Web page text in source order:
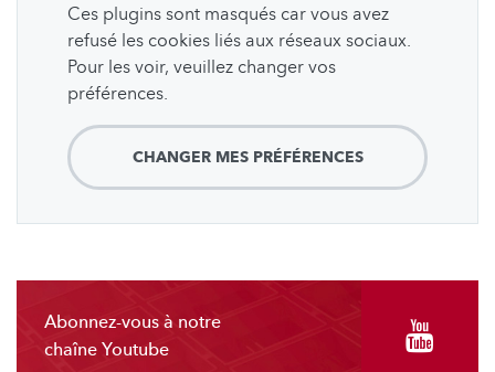
Ces plugins sont masqués car vous avez
refusé les cookies liés aux réseaux sociaux.
Pour les voir, veuillez changer vos
préférences.
CHANGER MES PRÉFÉRENCES
Abonnez-vous à notre
chaîne Youtube